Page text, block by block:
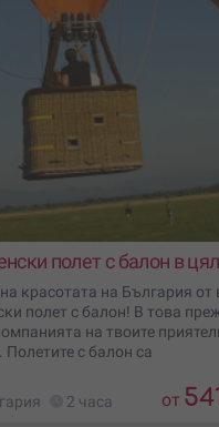
полет с балон в
красотата на България от
полет с балон! В това
на твоите
Полетите с балон са
2 часа от